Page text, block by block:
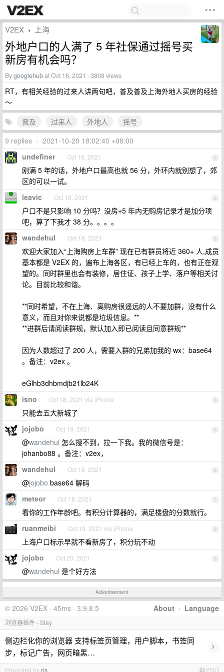
V2EX › 上海
外地户口的人满了 5 年社保通过摇号买
新房有机会吗？
Bygooglehubat Oct 18, 2021 · 3808 views
RT，有相关经验的过来人讲两句吧，普及普及上海外地人买房的经验
～
普及
过来人 外地人
摇号
9 replies • 2021-10-20 18:02:40 +08:00
1
undefiner Oct 18, 2021
刚满 5 年的话，外地户口最高也就 56 分，外环内就别想了，郊
区的可以一试。
2
leavic Oct 18, 2021
户口不是只影响 10 分吗？没房+5 年内无购房记录才是加分项
吧，算了下我才 38 分。。。。
3
wandehul Oct 18, 2021
欢迎大家加入“上海购房上车群” 现在已有群员将近 360+ 人,成员
基本都是 V2EX 的，遍布上海各区，有已经上车的，也有正在观
望的。同时群里也会有装修，居住证、孩子上学、落户等相关讨
论。目前比较和谐。
**同时希望，不在上海、离购房很遥远的人不要加群，没有什么
意义，而且对你来说都是垃圾信息。**
**进群后请阅读群规，默认加入即已阅读且同意群规**
因为人数超过了 200 人，需要入群的兄弟加我的 wx：base64
。备注：v2ex 。
eGlhb3dhbmdjb21lb24K
4
isno Oct 18, 2021 via iPhone
只能去五大新城了
5
jojobo Oct 18, 2021
@wandehul 怎么搜不到，拉一下我。我的微信号是：
johanbo88 。备注：v2ex，
6
wandehul Oct 18, 2021
@jojobo base64 解码
7
meteor Oct 18, 2021
看你的工作年龄吧。有积分计算器的，满足楼盘的分数就行。
8
ruanmeibi Oct 19, 2021 via iPhone
上海户口标示早就不看新房了，积分玩不动
9
jojobo Oct 20, 2021
@wandehul 是个好方法
Advertisement
About · Language
© 2026 V2EX · 45ms · 3.9.8.5
浏览器插件 - Stay
侧边栏化你的浏览器 支持标签页管理，用户脚本，书签同
步，标记广告，网页暗黑…
›
Promoted by ris PRO